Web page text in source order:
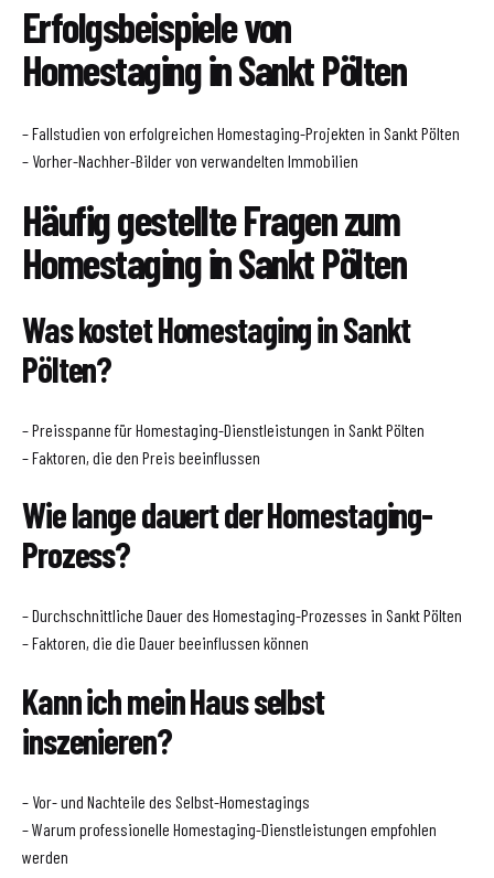
Erfolgsbeispiele von
Homestaging in Sankt Pölten
– Fallstudien von erfolgreichen Homestaging-Projekten in Sankt Pölten
– Vorher-Nachher-Bilder von verwandelten Immobilien
Häufig gestellte Fragen zum
Homestaging in Sankt Pölten
Was kostet Homestaging in Sankt
Pölten?
– Preisspanne für Homestaging-Dienstleistungen in Sankt Pölten
– Faktoren, die den Preis beeinflussen
Wie lange dauert der Homestaging-
Prozess?
– Durchschnittliche Dauer des Homestaging-Prozesses in Sankt Pölten
– Faktoren, die die Dauer beeinflussen können
Kann ich mein Haus selbst
inszenieren?
– Vor- und Nachteile des Selbst-Homestagings
– Warum professionelle Homestaging-Dienstleistungen empfohlen
werden